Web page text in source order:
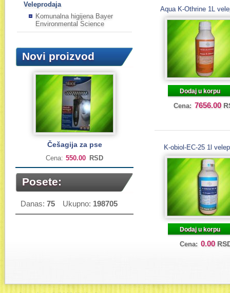
Veleprodaja
Komunalna higijena Bayer
Environmental Science
Novi proizvod
Češagija za pse
Cena: 550.00 RSD
Posete:
Danas: 75 Ukupno: 198705
Aqua K-Othrine 1L
Dodaj u korpu
Cena: 7656.00
K-obiol-EC-25 1l
Dodaj u korpu
Cena: 0.00